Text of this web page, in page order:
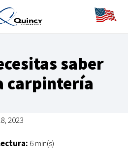
saber
carpintería
2023
6 min(s)